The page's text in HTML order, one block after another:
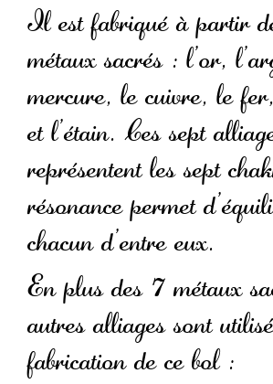
Il est fabriqué à partir
métaux sacrés : l’or,
mercure, le cuivre, le
et l’étain. Ces sept
représentent les sept
résonance permet
chacun d’entre eux.
En plus des 7 métaux
autres alliages sont
fabrication de ce bol :